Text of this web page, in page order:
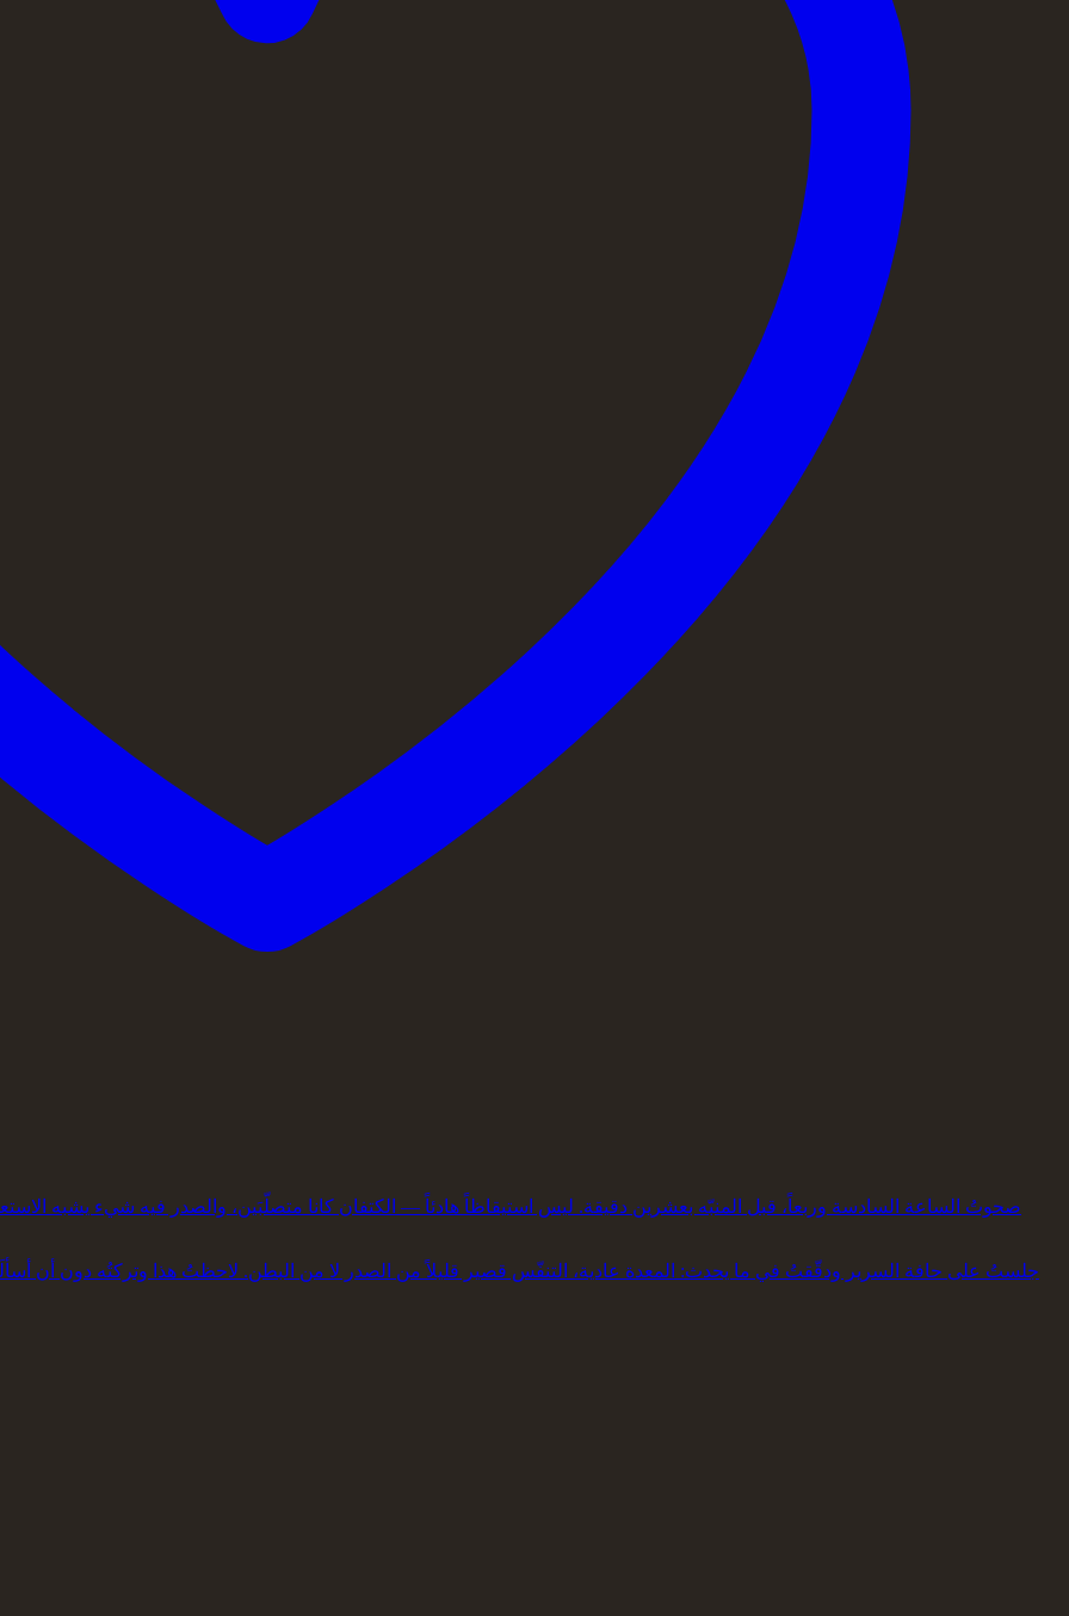
صحوتُ الساعة السادسة وربعاً، قبل المنبّه بعشرين دقيقة. ليس استيقاظاً هادئاً — الكتفان كانا متصلّبَين، والصدر فيه شيء يشبه
جلستُ على حافة السرير ودقّقتُ في ما يحدث: المعدة عادية، التنفّس قصير قليلاً من الصدر لا من البطن. لاحظتُ هذا وتركتُه دون أن